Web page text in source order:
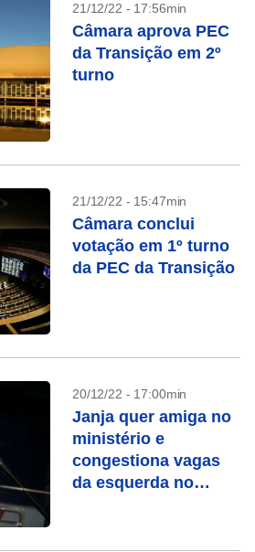
21/12/22 - 17:56min
Câmara aprova PEC
da Transição em 2º
turno
21/12/22 - 15:47min
Câmara conclui
votação em 1º turno
da PEC da Transição
20/12/22 - 17:00min
Janja quer amiga no
ministério e
congestiona vagas
da esquerda no